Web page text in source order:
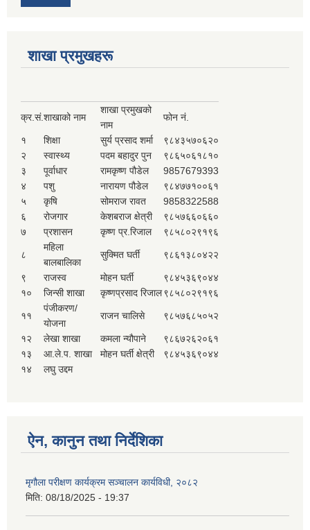
शाखा प्रमुखहरू
क्र.सं.शाखाको नाम
शाखा प्रमुखको
नाम
फोन नं.
१ शिक्षा सुर्य प्रसाद शर्मा
९८४३५७०६२०
२
स्वास्थ्य पदम बहादुर पुन
९८६५०६१८१०
३
पूर्वाधार रामकृष्ण पौडेल
9857679393
४
पशु नारायण पौडेल
९८४७७१००६१
५
कृषि सोमराज रावत
9858322588
६
रोजगार केशबराज क्षेत्री
९८५७६६०६६०
७
प्रशासन कृष्ण प्र.रिजाल ९८५८०२९१९६
८
महिला
बालबालिका
सुक्मित घर्ती ९८६१३८०४२२
९ राजस्व मोहन घर्ती
९८४५३६९०४४
१०
जिन्सी शाखा कृष्णप्रसाद रिजाल९८५८०२९१९६
११
पंजीकरण/
योजना
राजन चालिसे ९८५७६८५०५२
१२ लेखा शाखा कमला न्यौपाने
९८६७२६२०६१
१३
आ.ले.प. शाखा मोहन घर्ती क्षेत्री
९८४५३६९०४४
१४
लघु उद्दम
ऐन, कानुन तथा निर्देशिका
मृगौला परीक्षण कार्यक्रम सञ्चालन कार्यविधी, २०८२
मिति: 08/18/2025 - 19:37